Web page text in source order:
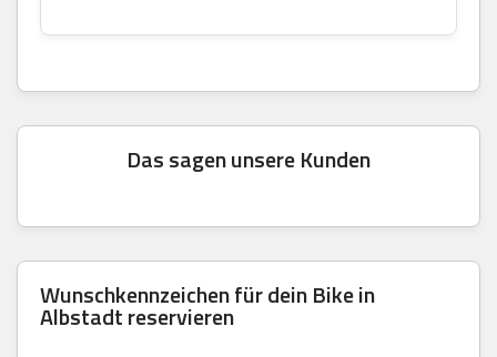
Das sagen unsere Kunden
Wunschkennzeichen für dein Bike in
Albstadt reservieren